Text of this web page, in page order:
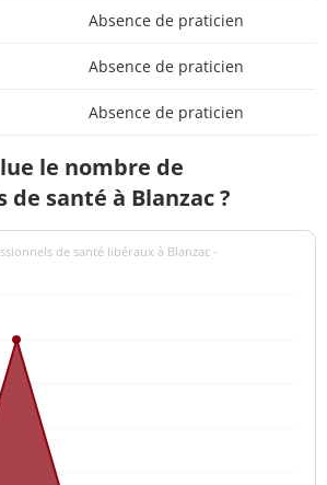
Absence de praticien
Absence de praticien
Absence de praticien
le nombre de
santé à Blanzac ?
de santé libéraux à Blanzac -